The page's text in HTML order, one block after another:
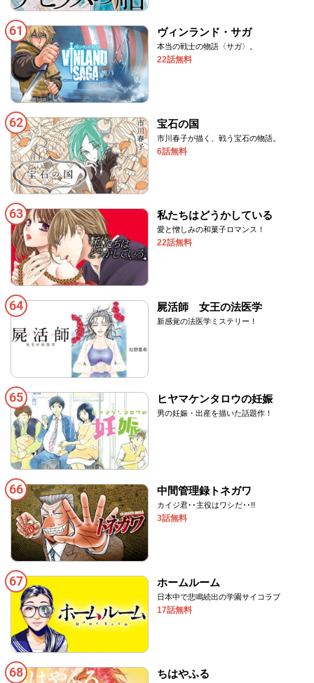
61 ヴィンランド・サガ
本当の戦士の物語〈サガ〉。
22話無料
62 宝石の国
市川春子が描く、戦う宝石の物語。
6話無料
63 私たちはどうかしている
愛と憎しみの和菓子ロマンス！
22話無料
64 屍活師 女王の法医学
新感覚の法医学ミステリー！
65 ヒヤマケンタロウの妊娠
男の妊娠・出産を描いた話題作！
66 中間管理録トネガワ
カイジ君･･主役はワシだ･･!!
3話無料
67 ホームルーム
日本中で悲鳴続出の学園サイコラブ
17話無料
68 ちはやふる